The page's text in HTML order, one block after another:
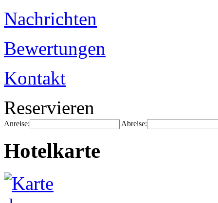
Nachrichten
Bewertungen
Kontakt
Reservieren
Anreise: Abreise:
Hotelkarte